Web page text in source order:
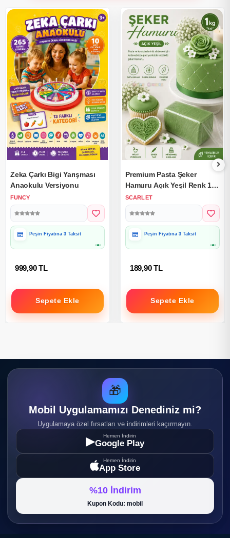
Zeka Çarkı Bigi Yarışması
Anaokulu Versiyonu
FUNCY
Peşin Fiyatına 3 Taksit
999,90 TL
Sepete Ekle
Premium Pasta Şeker
Hamuru Açık Yeşil Renk 1
Kg.
SCARLET
Peşin Fiyatına 3 Taksit
189,90 TL
Sepete Ekle
🎁
Mobil Uygulamamızı Denediniz mi?
Uygulamaya özel fırsatları ve indirimleri kaçırmayın.
▶ Hemen İndirin
Google Play
Hemen İndirin
App Store
%10 İndirim
Kupon Kodu: mobil